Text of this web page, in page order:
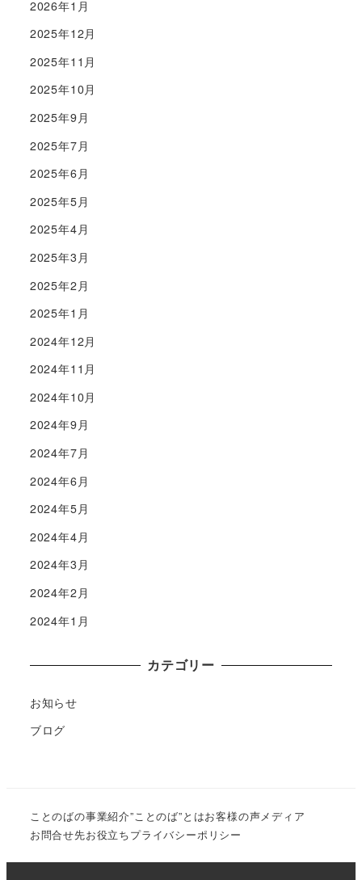
2026年1月
2025年12月
2025年11月
2025年10月
2025年9月
2025年7月
2025年6月
2025年5月
2025年4月
2025年3月
2025年2月
2025年1月
2024年12月
2024年11月
2024年10月
2024年9月
2024年7月
2024年6月
2024年5月
2024年4月
2024年3月
2024年2月
2024年1月
カテゴリー
お知らせ
ブログ
ことのばの事業紹介”ことのば”とはお客様の声メディア
お問合せ先お役立ちプライバシーポリシー